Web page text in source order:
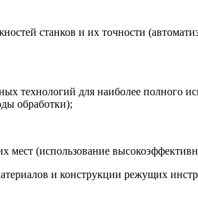
станков и их точности
технологий для наиболее полного
обработки);
мест (использование
и конструкции режущих